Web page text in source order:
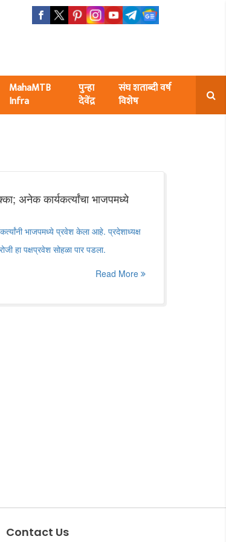
MahaMTB
Infra
पुन्हा
देवेंद्र
संघ शताब्दी वर्ष
विशेष
अनेक कार्यकर्त्यांचा भाजपमध्ये
भाजपमध्ये प्रवेश केला आहे. प्रदेशाध्यक्ष
हा पक्षप्रवेश सोहळा पार पडला.
Read More
Contact Us